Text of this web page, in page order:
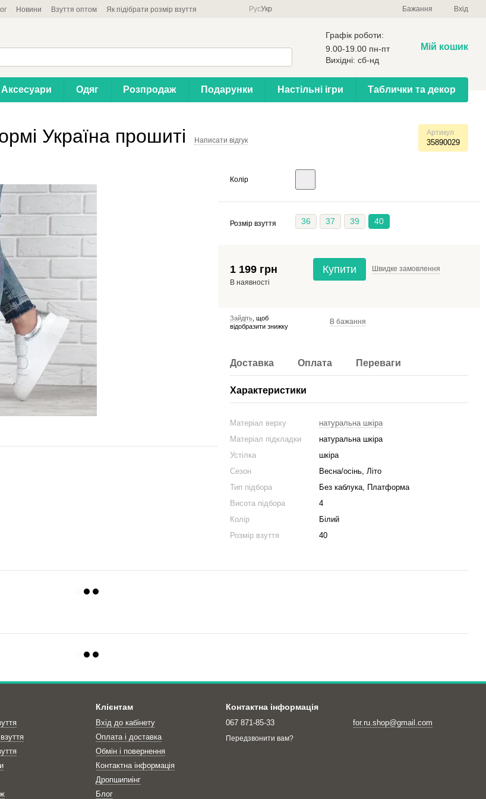
Новини Взуття оптом Як підібрати розмір взуття РусУкр Бажання Вхід
Графік роботи:
9.00-19.00 пн-пт
Вихідні: сб-нд
Мій кошик
Аксесуари Одяг Розпродаж Подарунки Настільні ігри Таблички та декор
Україна прошиті Написати відгук
Артикул
35890029
Колір
Розмір взуття 36 37 39 40
1 199 грн
В наявності
Купити Швидкезамовлення
Зайдіть , щоб
відобразити знижку
В бажання
Доставка Оплата Переваги
Характеристики
Матеріал верху
натуральна шкіра
Матеріал підкладки
натуральна шкіра
Устілка
шкіра
Сезон
Весна/осінь, Літо
Тип підбора
Без каблука, Платформа
Висота підбора
4
Колір
Білий
Розмір взуття
40
Клієнтам
Вхід до кабінету
Оплата і доставка
Обмін і повернення
Контактна інформація
Дропшипиінг
Блог
Контактна інформація
067 871-85-33
Передзвонити вам?
for.ru.shop@gmail.com